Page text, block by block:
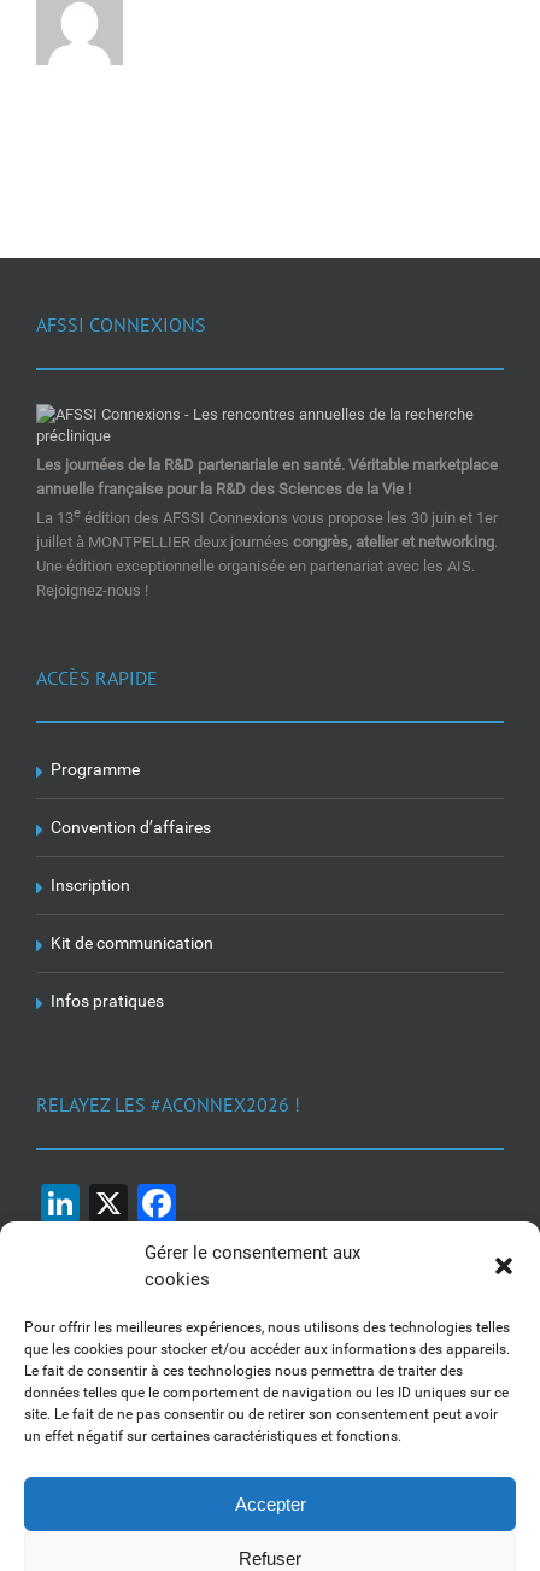
Gérer le consentement aux
cookies
Pour offrir les meilleures expériences, nous utilisons des technologies telles
que les cookies pour stocker et/ou accéder aux informations des appareils.
Le fait de consentir à ces technologies nous permettra de traiter des
données telles que le comportement de navigation ou les ID uniques sur ce
site. Le fait de ne pas consentir ou de retirer son consentement peut avoir
un effet négatif sur certaines caractéristiques et fonctions.
Accepter
Refuser
AFSSI CONNEXIONS
Les journées de la R&D partenariale en santé. Véritable marketplace
annuelle française pour la R&D des Sciences de la Vie !
La 13e édition des AFSSI Connexions vous propose les 30 juin et 1er
juillet à MONTPELLIER deux journées congrès, atelier et networking.
Une édition exceptionnelle organisée en partenariat avec les AIS.
Rejoignez-nous !
ACCÈS RAPIDE
Programme
Convention d’affaires
Inscription
Kit de communication
Infos pratiques
RELAYEZ LES #ACONNEX2026 !
LinkedIn
X
1, 2, 3... Buzzez !
Découvrez nos kits communication